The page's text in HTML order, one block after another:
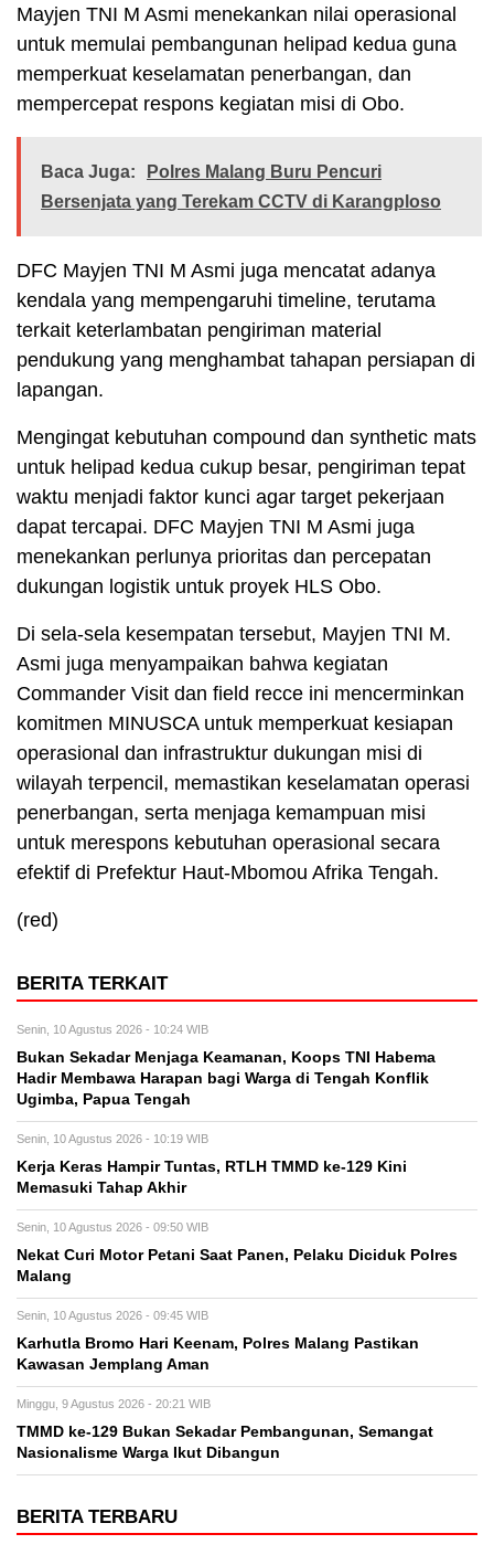
Mayjen TNI M Asmi menekankan nilai operasional
untuk memulai pembangunan helipad kedua guna
memperkuat keselamatan penerbangan, dan
mempercepat respons kegiatan misi di Obo.
Baca Juga:
Polres Malang Buru Pencuri
Bersenjata yang Terekam CCTV di Karangploso
DFC Mayjen TNI M Asmi juga mencatat adanya
kendala yang mempengaruhi timeline, terutama
terkait keterlambatan pengiriman material
pendukung yang menghambat tahapan persiapan di
lapangan.
Mengingat kebutuhan compound dan synthetic mats
untuk helipad kedua cukup besar, pengiriman tepat
waktu menjadi faktor kunci agar target pekerjaan
dapat tercapai. DFC Mayjen TNI M Asmi juga
menekankan perlunya prioritas dan percepatan
dukungan logistik untuk proyek HLS Obo.
Di sela-sela kesempatan tersebut, Mayjen TNI M.
Asmi juga menyampaikan bahwa kegiatan
Commander Visit dan field recce ini mencerminkan
komitmen MINUSCA untuk memperkuat kesiapan
operasional dan infrastruktur dukungan misi di
wilayah terpencil, memastikan keselamatan operasi
penerbangan, serta menjaga kemampuan misi
untuk merespons kebutuhan operasional secara
efektif di Prefektur Haut-Mbomou Afrika Tengah.
(red)
BERITA TERKAIT
Senin, 10 Agustus 2026 - 10:24 WIB
Bukan Sekadar Menjaga Keamanan, Koops TNI Habema
Hadir Membawa Harapan bagi Warga di Tengah Konflik
Ugimba, Papua Tengah
Senin, 10 Agustus 2026 - 10:19 WIB
Kerja Keras Hampir Tuntas, RTLH TMMD ke-129 Kini
Memasuki Tahap Akhir
Senin, 10 Agustus 2026 - 09:50 WIB
Nekat Curi Motor Petani Saat Panen, Pelaku Diciduk Polres
Malang
Senin, 10 Agustus 2026 - 09:45 WIB
Karhutla Bromo Hari Keenam, Polres Malang Pastikan
Kawasan Jemplang Aman
Minggu, 9 Agustus 2026 - 20:21 WIB
TMMD ke-129 Bukan Sekadar Pembangunan, Semangat
Nasionalisme Warga Ikut Dibangun
BERITA TERBARU